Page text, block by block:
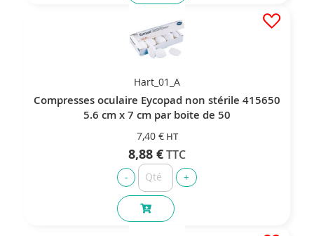
Hart_01_A
Compresses oculaire Eycopad non stérile 415650
5.6 cm x 7 cm par boite de 50
7,40 €
8,88 €